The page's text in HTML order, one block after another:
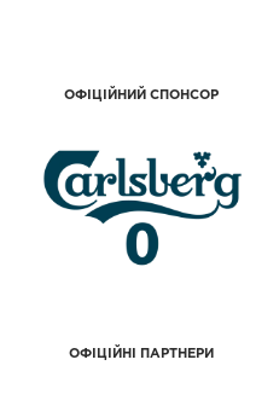
ОФІЦІЙНИЙ СПОНСОР
ОФІЦІЙНІ ПАРТНЕРИ